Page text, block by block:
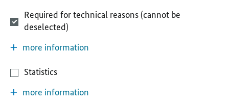
Required for technical reasons (cannot be
deselected)
more information
Statistics
more information